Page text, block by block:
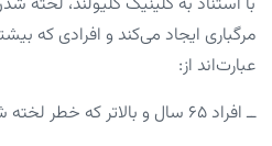
مرگباری ایجاد می‌کند و افرادی که
عبارت‌اند از:
ــ افراد ۶۵ سال و بالاتر که خطر لخته شدن خون در آن‌ها بیشتر است